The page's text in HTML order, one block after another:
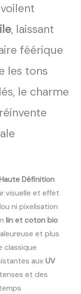
, laissant
féérique
les tons
le charme
Définition
visuelle et effet
ni pixelisation
lin et coton bio
et plus
classique
aux UV
et des